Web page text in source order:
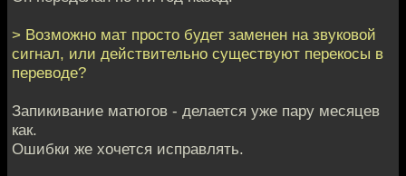
> Возможно мат просто будет заменен на звуковой
сигнал, или действительно существуют перекосы в
переводе?
Запикивание матюгов - делается уже пару месяцев
как.
Ошибки же хочется исправлять.